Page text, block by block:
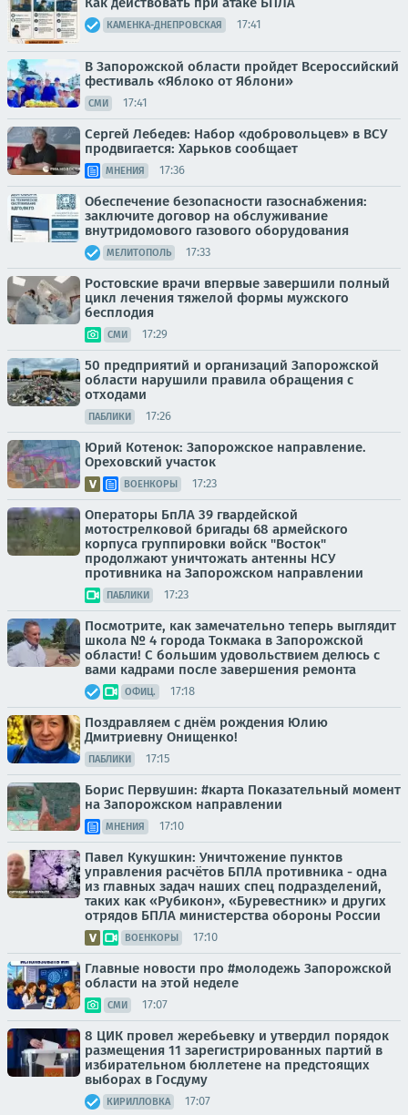
КАМЕНКА-ДНЕПРОВСКАЯ 17:41
В Запорожской области пройдет Всероссийский
фестиваль «Яблоко от Яблони»
СМИ 17:41
Сергей Лебедев: Набор «добровольцев» в ВСУ
продвигается: Харьков сообщает
МНЕНИЯ 17:36
Обеспечение безопасности газоснабжения:
заключите договор на обслуживание
внутридомового газового оборудования
МЕЛИТОПОЛЬ 17:33
Ростовские врачи впервые завершили полный
цикл лечения тяжелой формы мужского
бесплодия
СМИ 17:29
50 предприятий и организаций Запорожской
области нарушили правила обращения с
отходами
ПАБЛИКИ 17:26
Юрий Котенок: Запорожское направление.
Ореховский участок
ВОЕНКОРЫ 17:23
Операторы БпЛА 39 гвардейской
мотострелковой бригады 68 армейского
корпуса группировки войск "Восток"
продолжают уничтожать антенны НСУ
противника на Запорожском направлении
ПАБЛИКИ 17:23
Посмотрите, как замечательно теперь выглядит
школа № 4 города Токмака в Запорожской
области! С большим удовольствием делюсь с
вами кадрами после завершения ремонта
ОФИЦ. 17:18
Поздравляем с днём рождения Юлию
Дмитриевну Онищенко!
ПАБЛИКИ 17:15
Борис Первушин: #карта Показательный момент
на Запорожском направлении
МНЕНИЯ 17:10
Павел Кукушкин: Уничтожение пунктов
управления расчётов БПЛА противника - одна
из главных задач наших спец подразделений,
таких как «Рубикон», «Буревестник» и других
отрядов БПЛА министерства обороны России
ВОЕНКОРЫ 17:10
Главные новости про #молодежь Запорожской
области на этой неделе
СМИ 17:07
8 ЦИК провел жеребьевку и утвердил порядок
размещения 11 зарегистрированных партий в
избирательном бюллетене на предстоящих
выборах в Госдуму
КИРИЛЛОВКА 17:07